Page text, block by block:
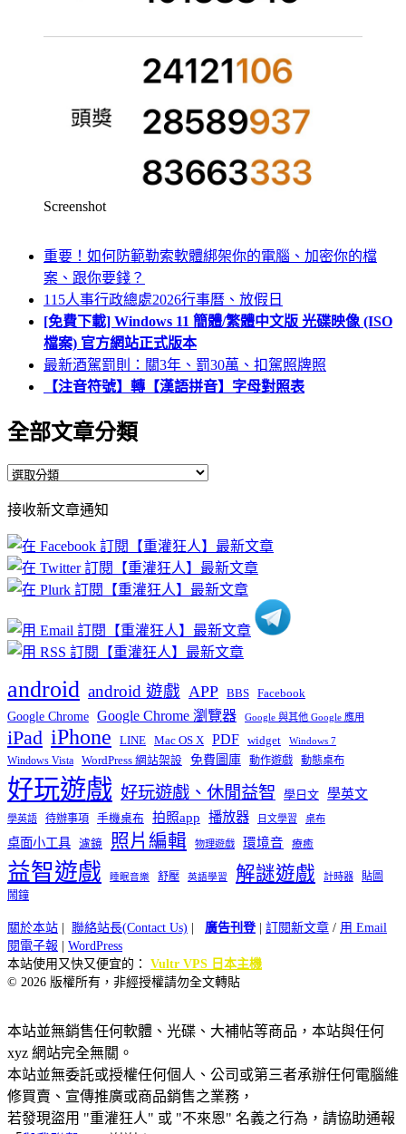
Screenshot
重要！如何防範勒索軟體綁架你的電腦、加密你的檔
案、跟你要錢？
115人事行政總處2026行事曆、放假日
[免費下載] Windows 11 簡體/繁體中文版 光碟映像 (ISO
檔案) 官方網站正式版本
最新酒駕罰則：關3年、罰30萬、扣駕照牌照
【注音符號】轉【漢語拼音】字母對照表
全部文章分類
全
文
章
分
類
接收新文章通知
android android 遊戲 APP BBS Facebook
Google Chrome Google Chrome 瀏覽器 Google 與其他 Google 應用
iPad iPhone LINE Mac OS X PDF widget Windows 7
Windows Vista WordPress 網站架設 免費圖庫 動作遊戲 動態桌布
好玩遊戲 好玩遊戲、休閒益智 學日文 學英文
學英語 待辦事項 手機桌布 拍照app 播放器 日文學習 桌布
桌面小工具 濾鏡 照片編輯 物理遊戲 環境音 療癒
益智遊戲 睡眠音樂 舒壓 英語學習 解謎遊戲 計時器
貼圖
鬧鐘
關於本站 聯絡站長(Contact Us) 廣告刊登| 訂閱新文章 / 用 Email
閱電子報
WordPress
本站使用又快又便宜的： Vultr VPS 日本主機
© 2026 版權所有，非經授權請勿全文轉貼
本站並無銷售任何軟體、光碟、大補帖等商品，本站與任何
xyz 網站完全無關。
本站並無委託或授權任何個人、公司或第三者承辦任何電腦維
修買賣、宣傳推廣或商品銷售之業務，
若發現盜用 "重灌狂人" 或 "不來恩" 名義之行為，請協助通報